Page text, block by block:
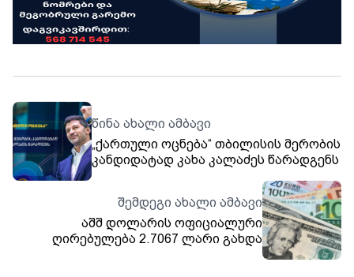
წინა ახალი ამბავი
„ქართული ოცნება“ თბილისის მერობის
კანდიდატად კახა კალაძეს წარადგენს
შემდეგი ახალი ამბავი
აშშ დოლარის ოფიციალური
ღირებულება 2.7067 ლარი გახდა